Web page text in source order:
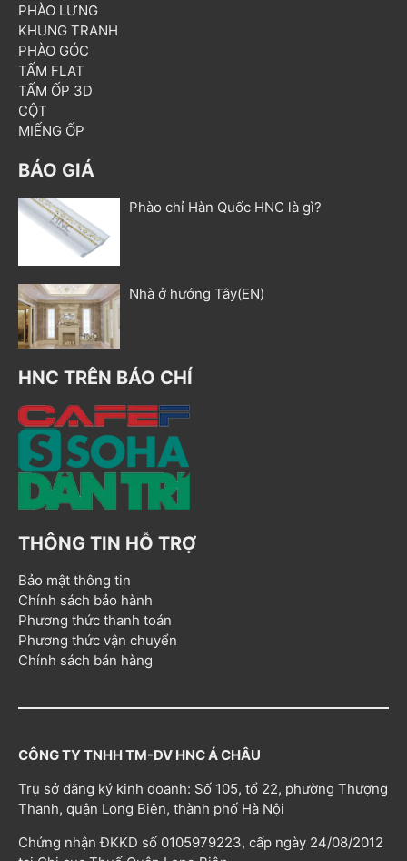
PHÀO LƯNG
KHUNG TRANH
PHÀO GÓC
TẤM FLAT
TẤM ỐP 3D
CỘT
MIẾNG ỐP
BÁO GIÁ
Phào chỉ Hàn Quốc HNC là gì?
Nhà ở hướng Tây(EN)
HNC TRÊN BÁO CHÍ
THÔNG TIN HỖ TRỢ
Bảo mật thông tin
Chính sách bảo hành
Phương thức thanh toán
Phương thức vận chuyển
Chính sách bán hàng
CÔNG TY TNHH TM-DV HNC Á CHÂU
Trụ sở đăng ký kinh doanh: Số 105, tổ 22, phường Thượng
Thanh, quận Long Biên, thành phố Hà Nội
Chứng nhận ĐKKD số 0105979223, cấp ngày 24/08/2012